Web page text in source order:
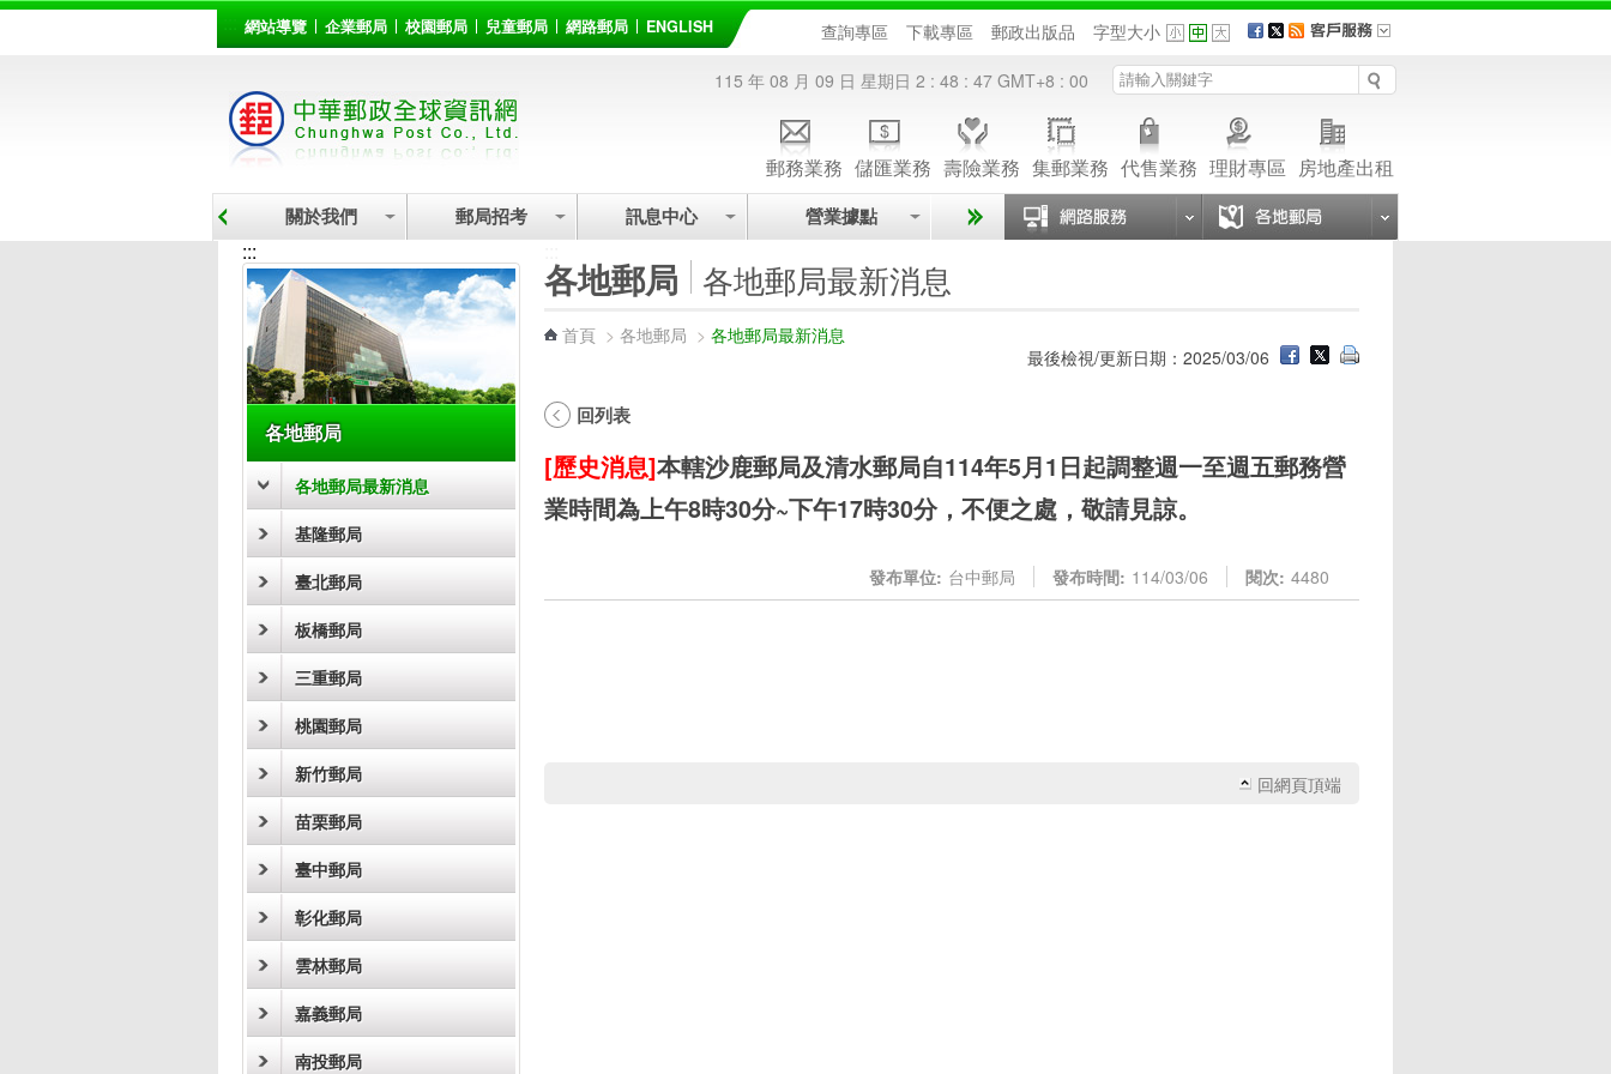
::: 網站導覽 企業郵局 校園郵局 兒童郵局 網路郵局 ENGLISH 查詢專區 下載專區 郵政出版品 字型大小
115 年 08 月 09 日 星期日 2 : 48 : 48 GMT+8 : 00
郵務業務 儲匯業務 壽險業務 集郵業務 代售業務 理財專區 房地產出租
關於我們 郵局招考 訊息中心 營業據點
:::
各地郵局
各地郵局最新消息
基隆郵局
臺北郵局
板橋郵局
三重郵局
桃園郵局
新竹郵局
苗栗郵局
臺中郵局
彰化郵局
雲林郵局
嘉義郵局
南投郵局
各地郵局 各地郵局最新消息
首頁 > 各地郵局 > 各地郵局最新消息
最後檢視/更新日期：2025/03/06
回列表
[歷史消息]本轄沙鹿郵局及清水郵局自114年5月1日起調整週一至週五郵務營
業時間為上午8時30分~下午17時30分，不便之處，敬請見諒。
發布單位: 台中郵局 發布時間: 114/03/06 閱次: 4480
回網頁頂端